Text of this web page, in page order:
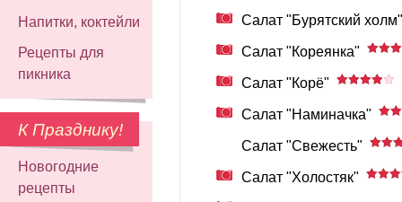
Напитки, коктейли
Рецепты для
пикника
К Празднику!
Новогодние
рецепты
Салат "Бурятский холм"
Салат "Кореянка"
Салат "Корё"
Салат "Наминачка"
Салат "Свежесть"
Салат "Холостяк"